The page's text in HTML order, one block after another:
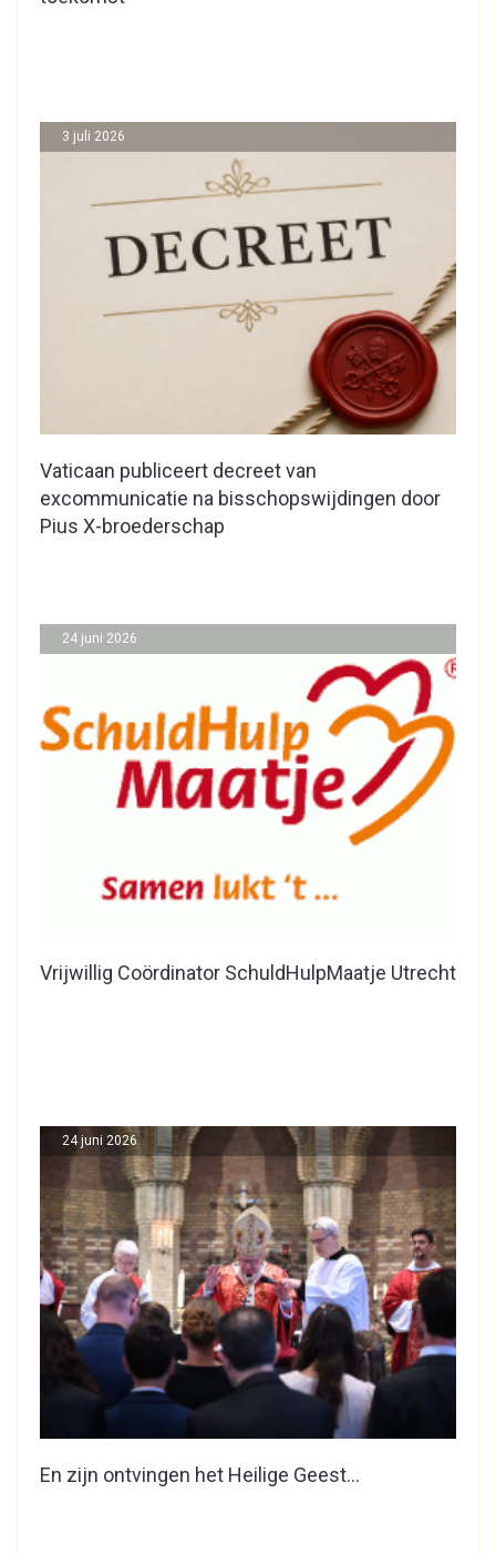
Vaticaan publiceert decreet van
excommunicatie na bisschopswijdingen door
Pius X-broederschap
3 juli 2026
Vrijwillig Coördinator SchuldHulpMaatje Utrecht
24 juni 2026
En zijn ontvingen het Heilige Geest…
24 juni 2026